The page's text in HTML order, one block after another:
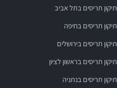
תיקון תריסים בתל אביב
תיקון תריסים בחיפה
תיקון תריסים בירושלים
תיקון תריסים בראשון לציון
תיקון תריסים בנתניה